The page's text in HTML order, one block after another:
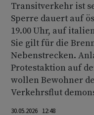
Transitverkehr ist
Sperre dauert auf
19.00 Uhr, auf
Sie gilt für die
Nebenstrecken.
Protestaktion auf
wollen Bewohner
Verkehrsflut
30.05.2026 12:48